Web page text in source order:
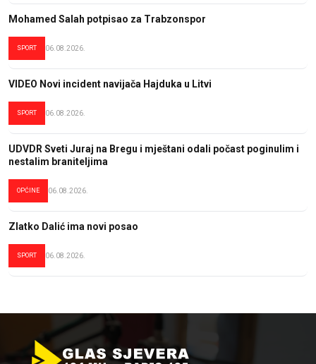
Mohamed Salah potpisao za Trabzonspor
SPORT 06.08.2026.
VIDEO Novi incident navijača Hajduka u Litvi
SPORT 06.08.2026.
UDVDR Sveti Juraj na Bregu i mještani odali počast poginulim i
nestalim braniteljima
OPĆINE 06.08.2026.
Zlatko Dalić ima novi posao
SPORT 06.08.2026.